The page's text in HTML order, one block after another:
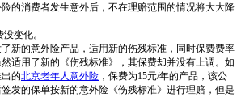
消费者发生意外后，不在理赔范围的情况将大大降
变化。
新的意外险产品，适用新的伤残标准，同时保费费率
适用了新的《伤残标准》，其保费却并没有上调。如
的北京老年人意外险 ，保费为15元/年的产品，该公
发的保单按新的意外险《伤残标准》进行理赔，但是